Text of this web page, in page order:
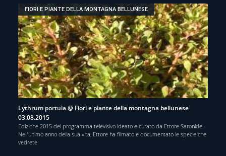
FIORI E PIANTE DELLA MONTAGNA BELLUNESE
Lythrum portula @ Fiori e piante della montagna bellunese
03.08.2015
Edizione 2015 del programma televisivo ideato e curato da Ettore Saronide.
Nell’ultimo anno della sua vita, Ettore ha filmato e documentato le specie che
vedrete